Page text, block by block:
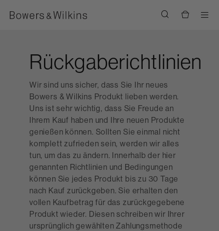
Rückgaberichtlinien
Wir sind uns sicher, dass Sie Ihr neues
Bowers & Wilkins Produkt lieben werden.
Uns ist sehr wichtig, dass Sie Freude an
Ihrem Kauf haben und Ihre neuen Produkte
genießen können. Sollten Sie einmal nicht
komplett zufrieden sein, werden wir alles
tun, um das zu ändern. Innerhalb der hier
genannten Richtlinien und Bedingungen
können Sie jedes Produkt bis zu 30 Tage
nach Kauf zurückgeben. Sie erhalten den
vollen Kaufbetrag für das zurückgegebene
Produkt wieder. Diesen schreiben wir Ihrer
ursprünglich gewählten Zahlungsmethode